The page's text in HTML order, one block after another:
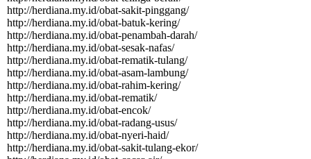
http:­//­herdiana.­my.­id/­obat-­sakit-­pinggang/­
http:­//­herdiana.­my.­id/­obat-­batuk-­kering/­
http:­//­herdiana.­my.­id/­obat-­penambah-­darah/­
http:­//­herdiana.­my.­id/­obat-­sesak-­nafas/­
http:­//­herdiana.­my.­id/­obat-­rematik-­tulang/­
http:­//­herdiana.­my.­id/­obat-­asam-­lambung/­
http:­//­herdiana.­my.­id/­obat-­rahim-­kering/­
http:­//­herdiana.­my.­id/­obat-­rematik/­
http:­//­herdiana.­my.­id/­obat-­encok/­
http:­//­herdiana.­my.­id/­obat-­radang-­usus/­
http:­//­herdiana.­my.­id/­obat-­nyeri-­haid/­
http:­//­herdiana.­my.­id/­obat-­sakit-­tulang-­ekor/­